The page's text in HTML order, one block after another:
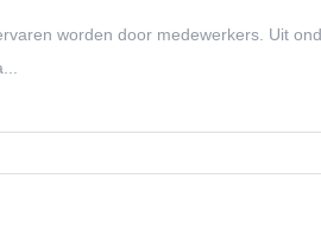
worden door medewerkers. Uit